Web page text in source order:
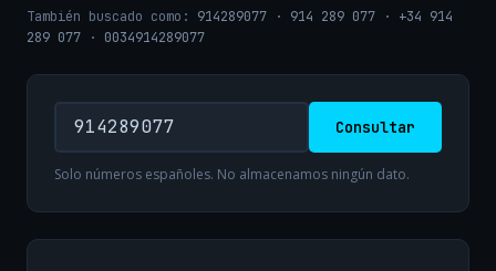
También buscado como: 914289077 · 914 289 077 · +34 914
289 077 · 0034914289077
Consultar
Solo números españoles. No almacenamos ningún dato.